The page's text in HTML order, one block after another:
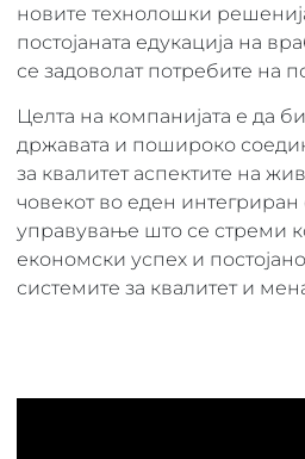
новите технолошки
постојаната едукација на
се задоволат потребите на
Целта на компанијата е да
државата и пошироко
за квалитет аспектите на
човекот во еден интегриран
управување што се стреми
економски успех и
системите за квалитет и